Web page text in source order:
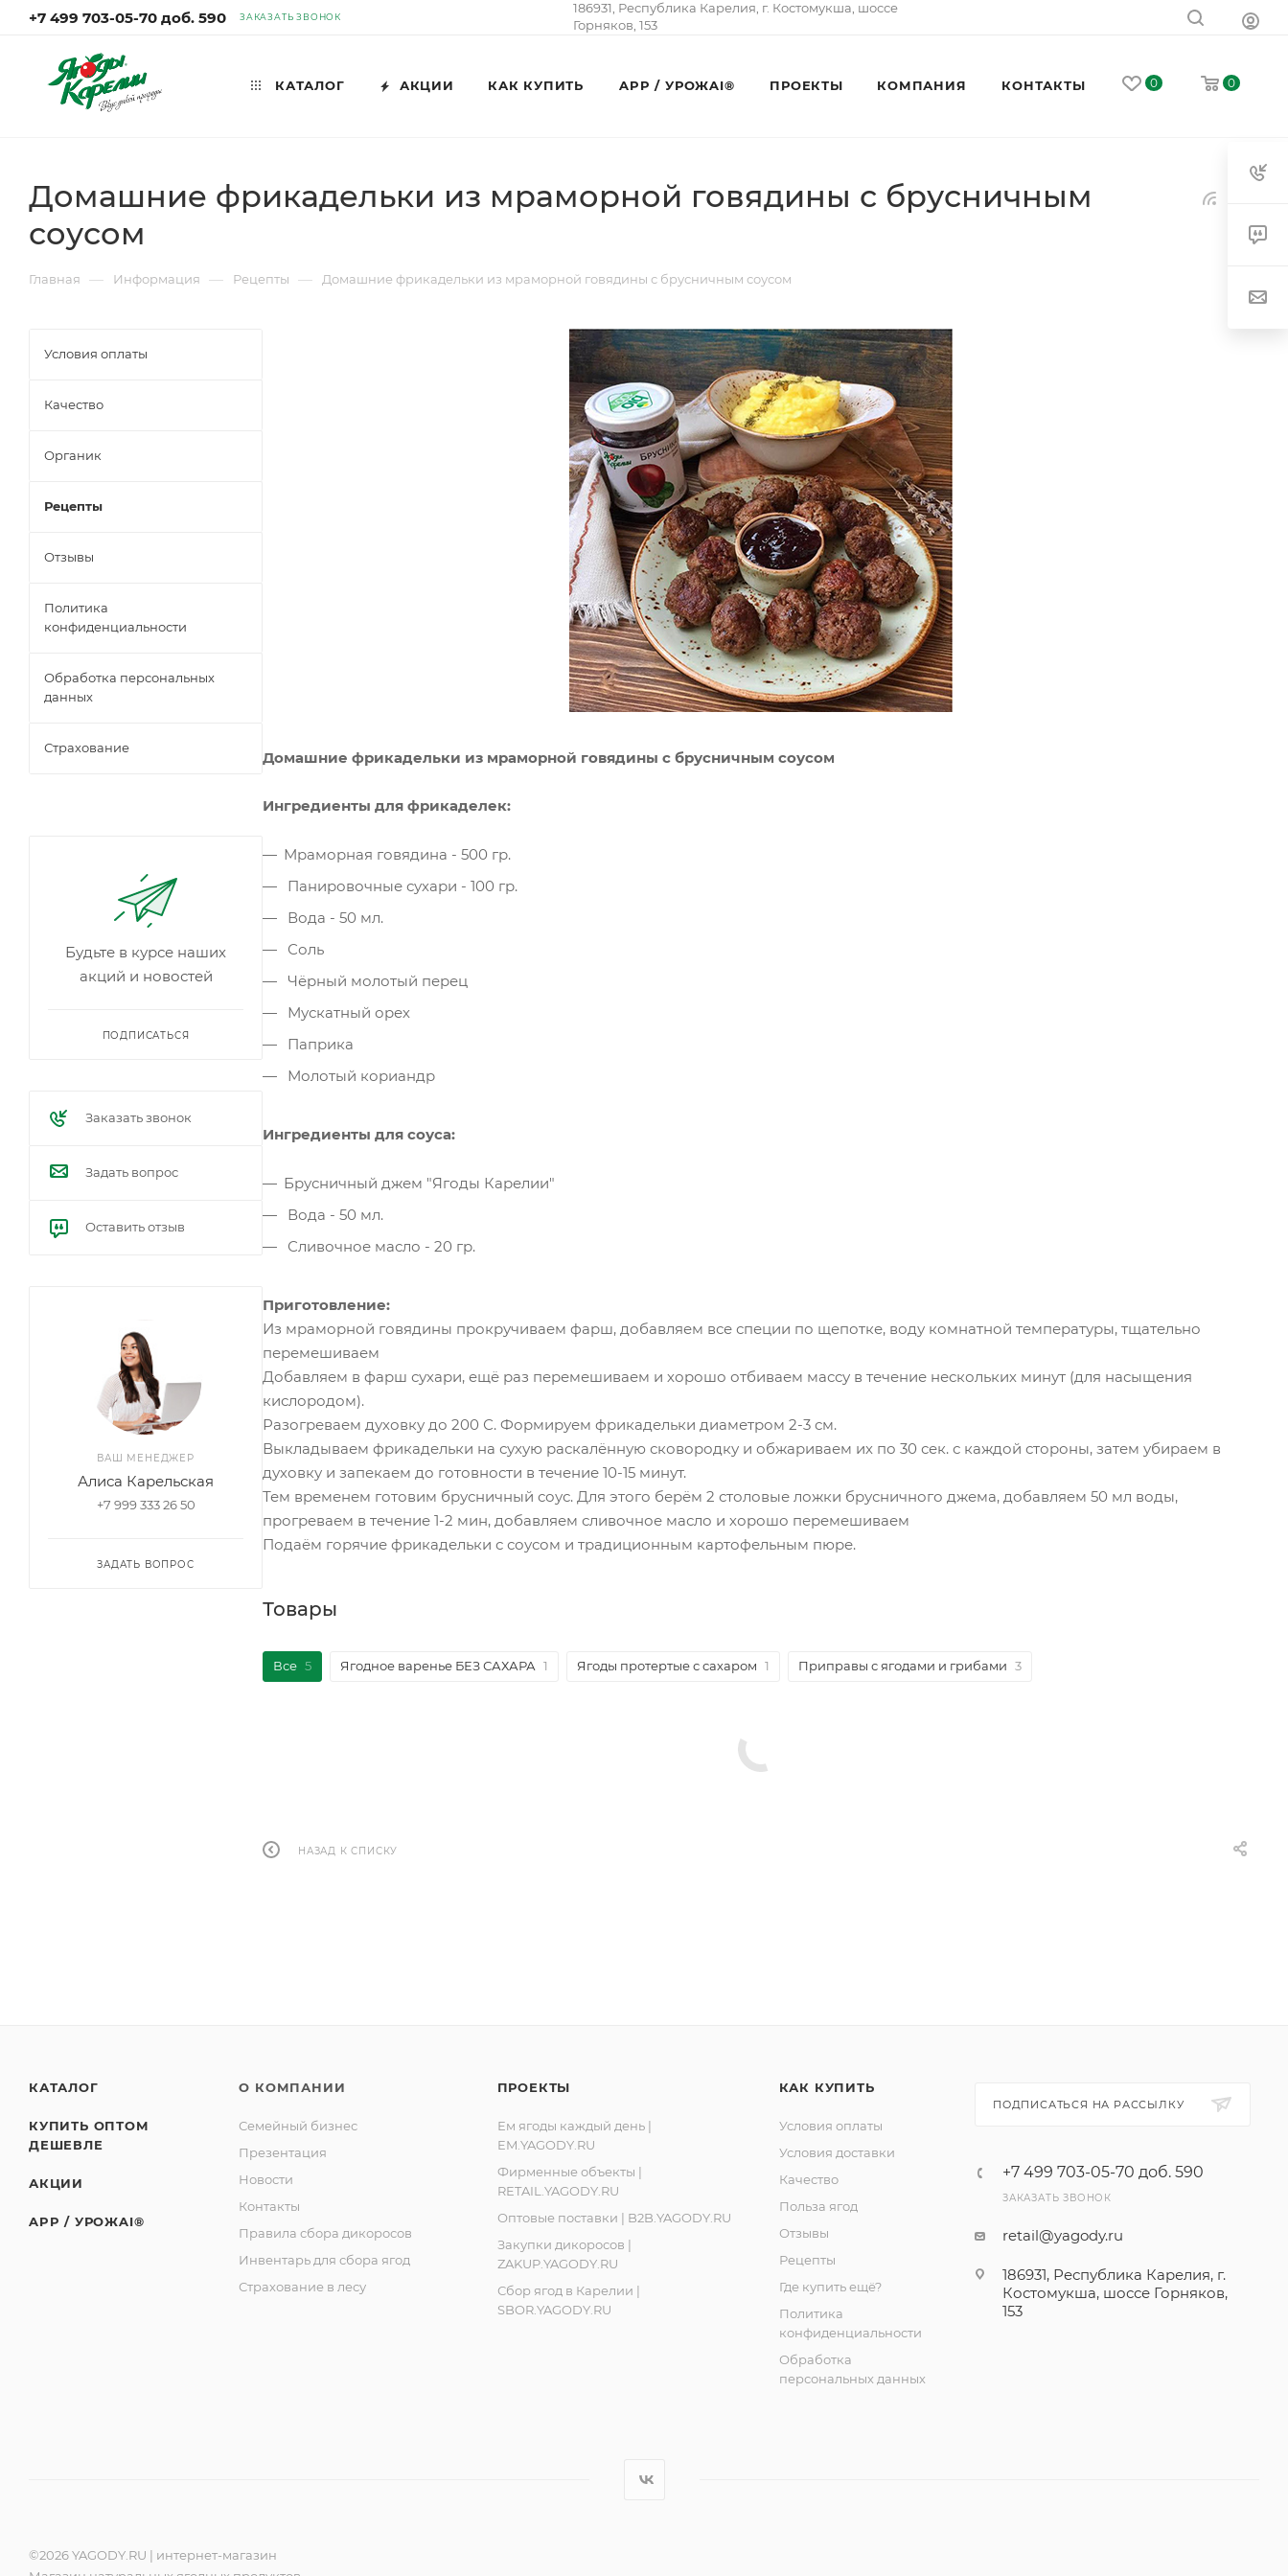
+7 499 703-05-70 доб. 590 ЗАКАЗАТЬ ЗВОНОК
186931, Республика Карелия, г. Костомукша, шоссе
Горняков, 153
0 0
КАТАЛОГ АКЦИИ КАК КУПИТЬ APP / УРОЖAI® ПРОЕКТЫ КОМПАНИЯ КОНТАКТЫ
Домашние фрикадельки из мраморной говядины с брусничным
соусом
Главная — Информация — Рецепты — Домашние фрикадельки из мраморной говядины с брусничным соусом
Домашние фрикадельки из мраморной говядины с брусничным соусом
Ингредиенты для фрикаделек:
Мраморная говядина - 500 гр.
Панировочные сухари - 100 гр.
Вода - 50 мл.
Соль
Чёрный молотый перец
Мускатный орех
Паприка
Молотый кориандр
Ингредиенты для соуса:
Брусничный джем "Ягоды Карелии"
Вода - 50 мл.
Сливочное масло - 20 гр.
Приготовление:
Из мраморной говядины прокручиваем фарш, добавляем все специи по щепотке, воду комнатной температуры, тщательно
перемешиваем
Добавляем в фарш сухари, ещё раз перемешиваем и хорошо отбиваем массу в течение нескольких минут (для насыщения
кислородом).
Разогреваем духовку до 200 С. Формируем фрикадельки диаметром 2-3 см.
Выкладываем фрикадельки на сухую раскалённую сковородку и обжариваем их по 30 сек. с каждой стороны, затем убираем в
духовку и запекаем до готовности в течение 10-15 минут.
Тем временем готовим брусничный соус. Для этого берём 2 столовые ложки брусничного джема, добавляем 50 мл воды,
прогреваем в течение 1-2 мин, добавляем сливочное масло и хорошо перемешиваем
Подаём горячие фрикадельки с соусом и традиционным картофельным пюре.
Товары
Все 5 Ягодное варенье БЕЗ САХАРА 1 Ягоды протертые с сахаром 1 Приправы с ягодами и грибами 3
НАЗАД К СПИСКУ
Условия оплаты
Качество
Органик
Рецепты
Отзывы
Политика
конфиденциальности
Обработка персональных
данных
Страхование
Будьте в курсе наших
акций и новостей
ПОДПИСАТЬСЯ
Заказать звонок
Задать вопрос
Оставить отзыв
ВАШ МЕНЕДЖЕР
Алиса Карельская
+7 999 333 26 50
ЗАДАТЬ ВОПРОС
КАТАЛОГ
КУПИТЬ ОПТОМ
ДЕШЕВЛЕ
АКЦИИ
APP / УРОЖAI®
О КОМПАНИИ
Семейный бизнес
Презентация
Новости
Контакты
Правила сбора дикоросов
Инвентарь для сбора ягод
Страхование в лесу
ПРОЕКТЫ
Ем ягоды каждый день |
EM.YAGODY.RU
Фирменные объекты |
RETAIL.YAGODY.RU
Оптовые поставки | B2B.YAGODY.RU
Закупки дикоросов |
ZAKUP.YAGODY.RU
Сбор ягод в Карелии |
SBOR.YAGODY.RU
КАК КУПИТЬ
Условия оплаты
Условия доставки
Качество
Польза ягод
Отзывы
Рецепты
Где купить ещё?
Политика
конфиденциальности
Обработка
персональных данных
ПОДПИСАТЬСЯ НА РАССЫЛКУ
+7 499 703-05-70 доб. 590
ЗАКАЗАТЬ ЗВОНОК
retail@yagody.ru
186931, Республика Карелия, г.
Костомукша, шоссе Горняков,
153
©2026 YAGODY.RU | интернет-магазин